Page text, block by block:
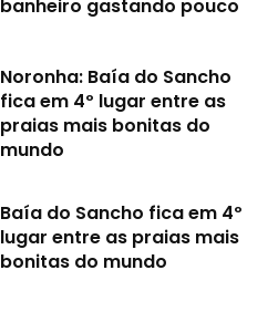
banheiro gastando pouco
Noronha: Baía do Sancho
fica em 4º lugar entre as
praias mais bonitas do
mundo
Baía do Sancho fica em 4º
lugar entre as praias mais
bonitas do mundo